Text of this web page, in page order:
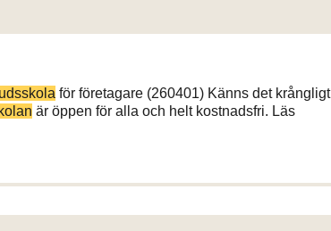
för företagare (260401) Känns det krångligt
är öppen för alla och helt kostnadsfri. Läs